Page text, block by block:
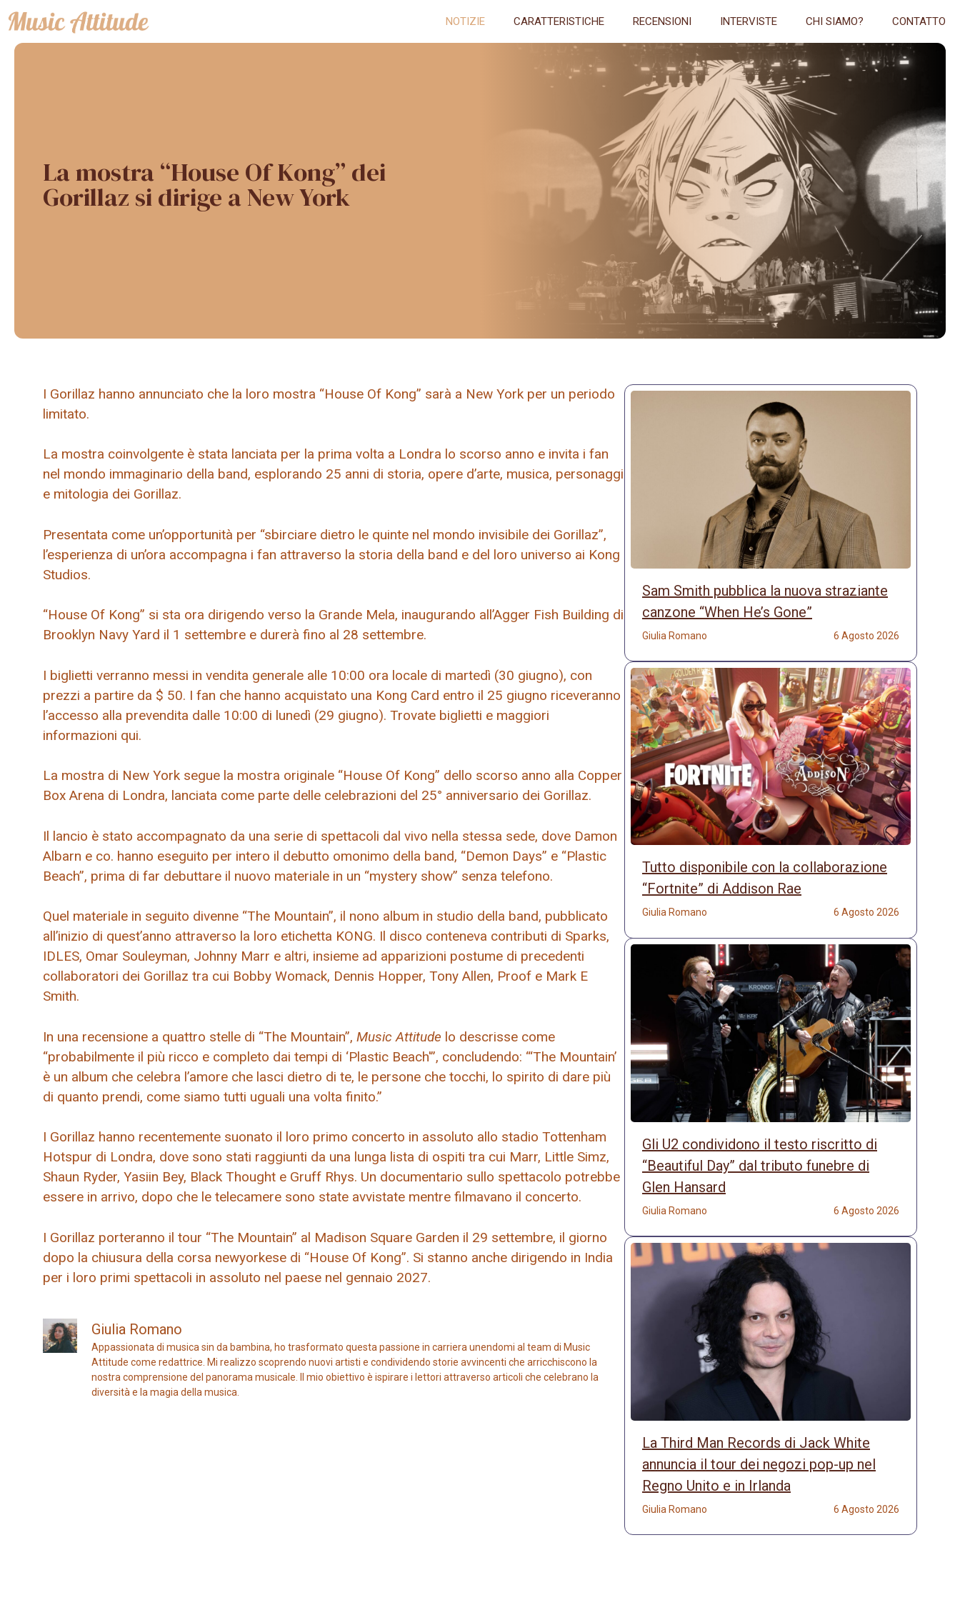
Vai
al
contenuto
NOTIZIE CARATTERISTICHE RECENSIONI INTERVISTE CHI SIAMO? CONTATTO
La mostra “House Of Kong” dei
Gorillaz si dirige a New York
I Gorillaz hanno annunciato che la loro mostra “House Of Kong” sarà a New York per un periodo
limitato.
La mostra coinvolgente è stata lanciata per la prima volta a Londra lo scorso anno e invita i fan
nel mondo immaginario della band, esplorando 25 anni di storia, opere d’arte, musica, personaggi
e mitologia dei Gorillaz.
Presentata come un’opportunità per “sbirciare dietro le quinte nel mondo invisibile dei Gorillaz”,
l’esperienza di un’ora accompagna i fan attraverso la storia della band e del loro universo ai Kong
Studios.
“House Of Kong” si sta ora dirigendo verso la Grande Mela, inaugurando all’Agger Fish Building di
Brooklyn Navy Yard il 1 settembre e durerà fino al 28 settembre.
I biglietti verranno messi in vendita generale alle 10:00 ora locale di martedì (30 giugno), con
prezzi a partire da $ 50. I fan che hanno acquistato una Kong Card entro il 25 giugno riceveranno
l’accesso alla prevendita dalle 10:00 di lunedì (29 giugno). Trovate biglietti e maggiori
informazioni qui.
La mostra di New York segue la mostra originale “House Of Kong” dello scorso anno alla Copper
Box Arena di Londra, lanciata come parte delle celebrazioni del 25° anniversario dei Gorillaz.
Il lancio è stato accompagnato da una serie di spettacoli dal vivo nella stessa sede, dove Damon
Albarn e co. hanno eseguito per intero il debutto omonimo della band, “Demon Days” e “Plastic
Beach”, prima di far debuttare il nuovo materiale in un “mystery show” senza telefono.
Quel materiale in seguito divenne “The Mountain”, il nono album in studio della band, pubblicato
all’inizio di quest’anno attraverso la loro etichetta KONG. Il disco conteneva contributi di Sparks,
IDLES, Omar Souleyman, Johnny Marr e altri, insieme ad apparizioni postume di precedenti
collaboratori dei Gorillaz tra cui Bobby Womack, Dennis Hopper, Tony Allen, Proof e Mark E
Smith.
In una recensione a quattro stelle di “The Mountain”, Music Attitude lo descrisse come
“probabilmente il più ricco e completo dai tempi di ‘Plastic Beach'”, concludendo: “‘The Mountain’
è un album che celebra l’amore che lasci dietro di te, le persone che tocchi, lo spirito di dare più
di quanto prendi, come siamo tutti uguali una volta finito.”
I Gorillaz hanno recentemente suonato il loro primo concerto in assoluto allo stadio Tottenham
Hotspur di Londra, dove sono stati raggiunti da una lunga lista di ospiti tra cui Marr, Little Simz,
Shaun Ryder, Yasiin Bey, Black Thought e Gruff Rhys. Un documentario sullo spettacolo potrebbe
essere in arrivo, dopo che le telecamere sono state avvistate mentre filmavano il concerto.
I Gorillaz porteranno il tour “The Mountain” al Madison Square Garden il 29 settembre, il giorno
dopo la chiusura della corsa newyorkese di “House Of Kong”. Si stanno anche dirigendo in India
per i loro primi spettacoli in assoluto nel paese nel gennaio 2027.
Giulia Romano
Appassionata di musica sin da bambina, ho trasformato questa passione in carriera unendomi al team di Music
Attitude come redattrice. Mi realizzo scoprendo nuovi artisti e condividendo storie avvincenti che arricchiscono la
nostra comprensione del panorama musicale. Il mio obiettivo è ispirare i lettori attraverso articoli che celebrano la
diversità e la magia della musica.
Sam Smith pubblica la nuova straziante
canzone “When He’s Gone”
Giulia Romano 6 Agosto 2026
Tutto disponibile con la collaborazione
“Fortnite” di Addison Rae
Giulia Romano 6 Agosto 2026
Gli U2 condividono il testo riscritto di
“Beautiful Day” dal tributo funebre di
Glen Hansard
Giulia Romano 6 Agosto 2026
La Third Man Records di Jack White
annuncia il tour dei negozi pop-up nel
Regno Unito e in Irlanda
Giulia Romano 6 Agosto 2026